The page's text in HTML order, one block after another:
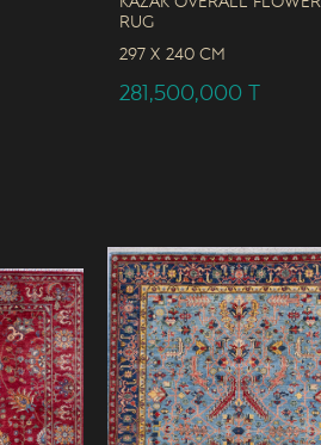
Rug
297 x 240 CM
281,500,000 T